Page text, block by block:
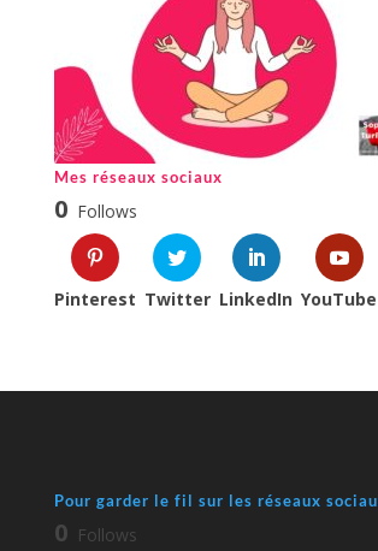
Mes réseaux sociaux
0 Follows
Pinterest Twitter LinkedIn YouTube
Pour garder le fil sur les réseaux
0 Follows